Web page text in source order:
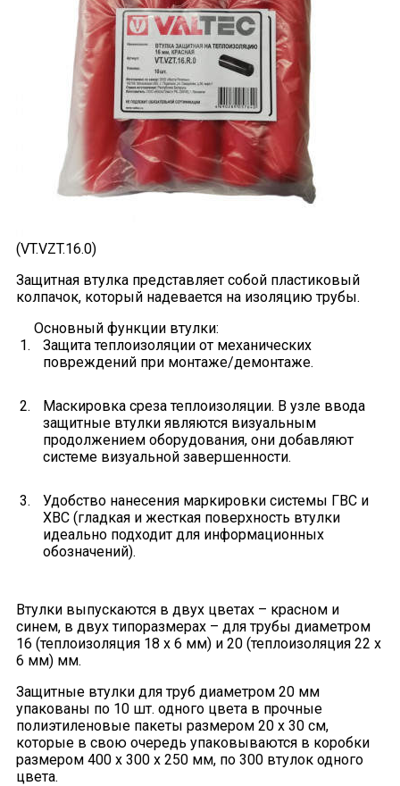
(VT.VZT.16.0)
Защитная втулка представляет собой пластиковый
колпачок, который надевается на изоляцию трубы.
Основный функции втулки:
Защита теплоизоляции от механических
повреждений при монтаже/демонтаже.
Маскировка среза теплоизоляции. В узле ввода
защитные втулки являются визуальным
продолжением оборудования, они добавляют
системе визуальной завершенности.
Удобство нанесения маркировки системы ГВС и
ХВС (гладкая и жесткая поверхность втулки
идеально подходит для информационных
обозначений).
Втулки выпускаются в двух цветах – красном и
синем, в двух типоразмерах – для трубы диаметром
16 (теплоизоляция 18 x 6 мм) и 20 (теплоизоляция 22 x
6 мм) мм.
Защитные втулки для труб диаметром 20 мм
упакованы по 10 шт. одного цвета в прочные
полиэтиленовые пакеты размером 20 х 30 см,
которые в свою очередь упаковываются в коробки
размером 400 х 300 х 250 мм, по 300 втулок одного
цвета.